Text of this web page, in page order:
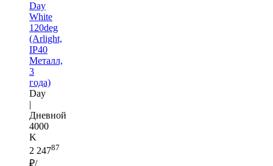
Day
White
120deg
(Arlight,
IP40
Металл,
3
года)
Day
|
Дневной
4000
K
2 24787
₽/